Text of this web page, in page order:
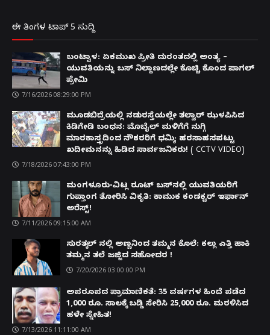
ಈ ತಿಂಗಳ ಟಾಪ್ 5 ಸುದ್ದಿ
ಬಂಟ್ವಾಳ: ಏಕಮುಖ ಪ್ರೀತಿ ದುರಂತದಲ್ಲಿ ಅಂತ್ಯ –
ಯುವತಿಯನ್ನು ಬಸ್ ನಿಲ್ದಾಣದಲ್ಲೇ ಕೊಚ್ಚಿ ಕೊಂದ ಪಾಗಲ್
ಪ್ರೇಮಿ
7/16/2026 08:29:00 PM
ಮೂಡಬಿದ್ರೆಯಲ್ಲಿ ನಡುರಸ್ತೆಯಲ್ಲೇ ತಲ್ವಾರ್ ಝಳಪಿಸಿದ
ಕಿಡಿಗೇಡಿ ಬಂಧನ: ಮೊಬೈಲ್ ಮಳಿಗೆಗೆ ನುಗ್ಗಿ
ಮಾರಕಾಸ್ತ್ರದಿಂದ ನೌಕರರಿಗೆ ಧಮ್ಕಿ; ಹರಸಾಹಸಪಟ್ಟು
ಖದೀಮನನ್ನು ಹಿಡಿದ ಸಾರ್ವಜನಿಕರು! ( CCTV VIDEO)
7/18/2026 07:43:00 PM
ಮಂಗಳೂರು-ವಿಟ್ಲ ರೂಟ್ ಬಸ್‌ನಲ್ಲಿ ಯುವತಿಯರಿಗೆ
ಗುಪ್ತಾಂಗ ತೋರಿಸಿ ವಿಕೃತಿ: ಕಾಮುಕ ಕಂಡಕ್ಟರ್ ಇರ್ಫಾನ್
ಅರೆಸ್ಟ್!
7/11/2026 09:15:00 AM
ಸುರತ್ಕಲ್ ನಲ್ಲಿ ಅಣ್ಣನಿಂದ ತಮ್ಮನ ಕೊಲೆ: ಕಲ್ಲು ಎತ್ತಿ ಹಾಕಿ
ತಮ್ಮನ ತಲೆ ಜಜ್ಜಿದ ಸಹೋದರ !
7/20/2026 03:00:00 PM
ಅಪರೂಪದ ಪ್ರಾಮಾಣಿಕತೆ: 35 ವರ್ಷಗಳ ಹಿಂದೆ ಪಡೆದ
1,000 ರೂ. ಸಾಲಕ್ಕೆ ಬಡ್ಡಿ ಸೇರಿಸಿ 25,000 ರೂ. ಮರಳಿಸಿದ
ಹಳೇ ಸ್ನೇಹಿತ!
7/13/2026 11:11:00 AM